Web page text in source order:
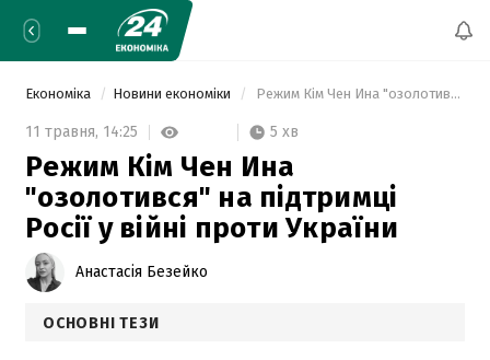
Економіка Новини економіки Режим Кім Чен Ина "озолотився" на підтримці Росії у війні проти України
11 травня, 14:25 5 хв
Режим Кім Чен Ина
"озолотився" на підтримці
Росії у війні проти України
Анастасія Безейко
ОСНОВНІ ТЕЗИ